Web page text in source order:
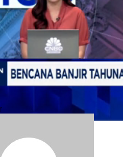
#walikota bekasi